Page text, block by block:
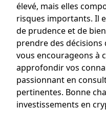
élevé, mais elles
risques importants. Il
de prudence et de
prendre des
vous encourageons à
approfondir vos
passionnant en
pertinentes. Bonne
investissements en